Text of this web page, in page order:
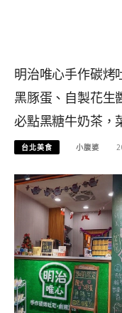
明治唯心手作碳烤
黑豚蛋、自製花生
必點黑糖牛奶茶，
台北美食 小腹婆